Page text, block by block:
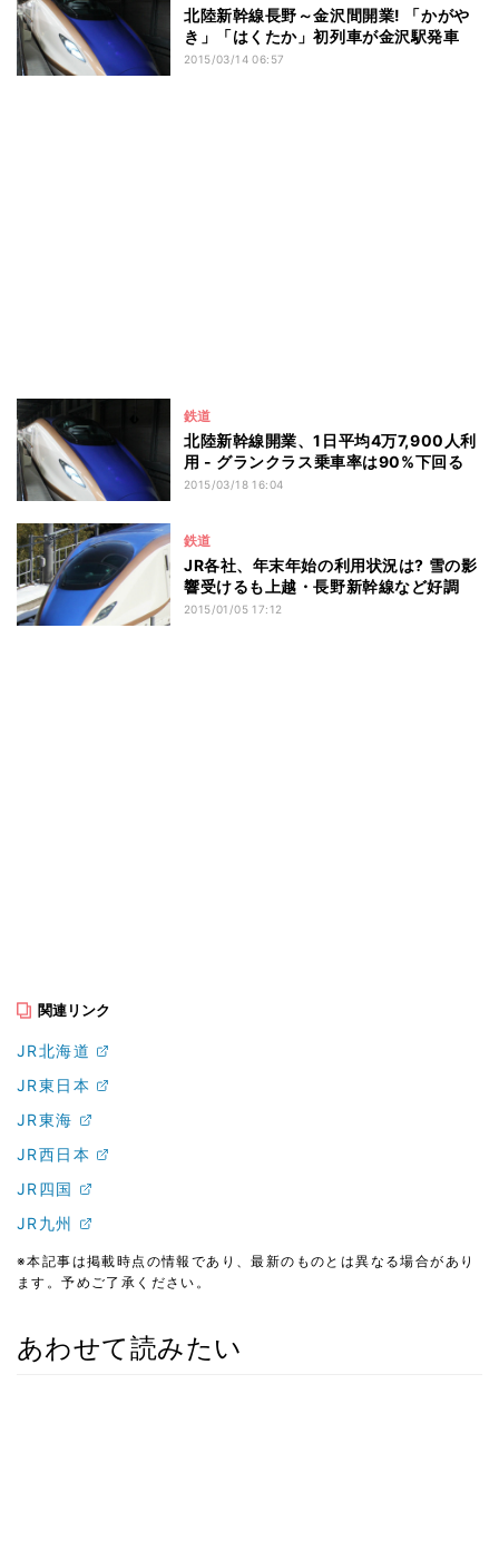
北陸新幹線長野～金沢間開業! 「かがや
き」「はくたか」初列車が金沢駅発車
2015/03/14 06:57
鉄道
北陸新幹線開業、1日平均4万7,900人利
用 - グランクラス乗車率は90%下回る
2015/03/18 16:04
鉄道
JR各社、年末年始の利用状況は? 雪の影
響受けるも上越・長野新幹線など好調
2015/01/05 17:12
関連リンク
JR北海道
JR東日本
JR東海
JR西日本
JR四国
JR九州
※本記事は掲載時点の情報であり、最新のものとは異なる場合があり
ます。予めご了承ください。
あわせて読みたい